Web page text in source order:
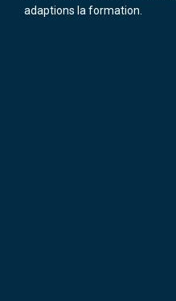
adaptions la formation.